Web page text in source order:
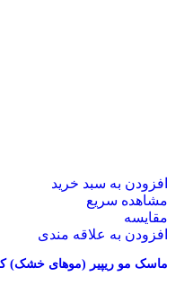
افزودن به سبد خرید
مشاهده سریع
مقایسه
افزودن به علاقه مندی
ماسک مو ریپیر (موهای خشک) کلینیک